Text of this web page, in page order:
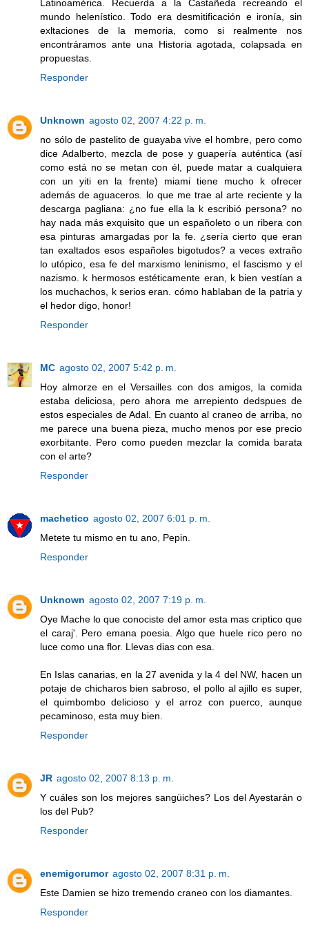
Latinoamérica. Recuerda a la Castañeda recreando el
mundo helenístico. Todo era desmitificación e ironía, sin
exltaciones de la memoria, como si realmente nos
encontráramos ante una Historia agotada, colapsada en
propuestas.
Responder
Unknown agosto 02, 2007 4:22 p. m.
no sólo de pastelito de guayaba vive el hombre, pero como
dice Adalberto, mezcla de pose y guapería auténtica (así
como está no se metan con él, puede matar a cualquiera
con un yiti en la frente) miami tiene mucho k ofrecer
además de aguaceros. lo que me trae al arte reciente y la
descarga pagliana: ¿no fue ella la k escribió persona? no
hay nada más exquisito que un españoleto o un ribera con
esa pinturas amargadas por la fe. ¿sería cierto que eran
tan exaltados esos españoles bigotudos? a veces extraño
lo utópico, esa fe del marxismo leninismo, el fascismo y el
nazismo. k hermosos estéticamente eran, k bien vestían a
los muchachos, k serios eran. cómo hablaban de la patria y
el hedor digo, honor!
Responder
MC agosto 02, 2007 5:42 p. m.
Hoy almorze en el Versailles con dos amigos, la comida
estaba deliciosa, pero ahora me arrepiento dedspues de
estos especiales de Adal. En cuanto al craneo de arriba, no
me parece una buena pieza, mucho menos por ese precio
exorbitante. Pero como pueden mezclar la comida barata
con el arte?
Responder
machetico agosto 02, 2007 6:01 p. m.
Metete tu mismo en tu ano, Pepin.
Responder
Unknown agosto 02, 2007 7:19 p. m.
Oye Mache lo que conociste del amor esta mas criptico que
el caraj'. Pero emana poesia. Algo que huele rico pero no
luce como una flor. Llevas dias con esa.
En Islas canarias, en la 27 avenida y la 4 del NW, hacen un
potaje de chicharos bien sabroso, el pollo al ajillo es super,
el quimbombo delicioso y el arroz con puerco, aunque
pecaminoso, esta muy bien.
Responder
JR agosto 02, 2007 8:13 p. m.
Y cuáles son los mejores sangüiches? Los del Ayestarán o
los del Pub?
Responder
enemigorumor agosto 02, 2007 8:31 p. m.
Este Damien se hizo tremendo craneo con los diamantes.
Responder